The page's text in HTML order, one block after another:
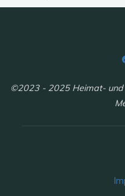
©2023 - 2025 Heimat- und